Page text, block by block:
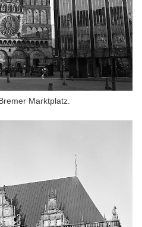
Marktplatz.